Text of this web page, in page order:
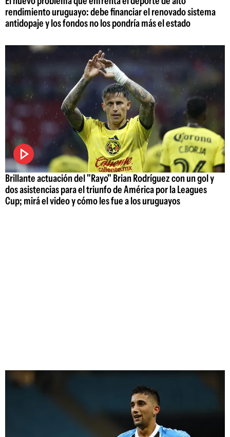
rendimiento uruguayo: debe financiar el renovado sistema
antidopaje y los fondos no los pondría más el estado
Brillante actuación del "Rayo" Brian Rodríguez con un gol y
dos asistencias para el triunfo de América por la Leagues
Cup; mirá el video y cómo les fue a los uruguayos